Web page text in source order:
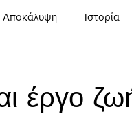
Αποκάλυψη Ιστορία
έργο